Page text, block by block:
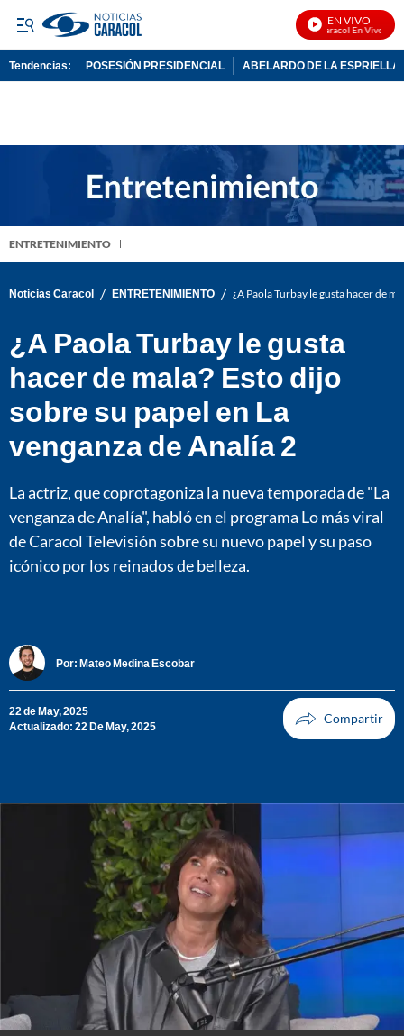
EN VIVO
Noticias Caracol En Vivo
Tendencias: POSESIÓN PRESIDENCIAL ABELARDO DE LA ESPRIELLA
ENTRETENIMIENTO
Noticias Caracol / ENTRETENIMIENTO / ¿A Paola Turbay le gusta hacer de
¿A Paola Turbay le gusta
hacer de mala? Esto dijo
sobre su papel en La
venganza de Analía 2
La actriz, que coprotagoniza la nueva temporada de "La
venganza de Analía", habló en el programa Lo más viral
de Caracol Televisión sobre su nuevo papel y su paso
icónico por los reinados de belleza.
Por: Mateo Medina Escobar
22 de May, 2025
Actualizado: 22 De May, 2025